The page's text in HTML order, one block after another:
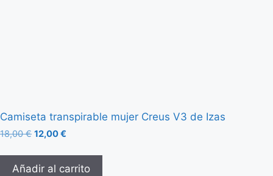
Camiseta transpirable mujer Creus V3 de Izas
18,00€ 12,00€
Añadir al carrito